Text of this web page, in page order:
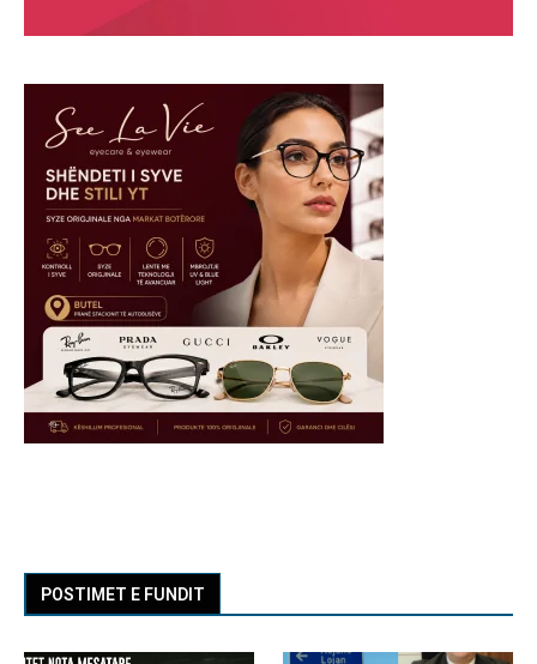
POSTIMET E FUNDIT